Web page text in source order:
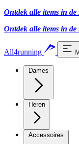
Ontdek alle items in
Ontdek alle items in
All4running
Dames
Heren
Accessoires